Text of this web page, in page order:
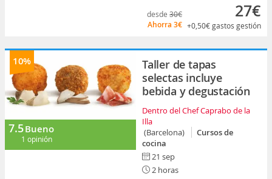
desde 30€
Ahorra 3€
27€
+0,50€gastos gestión
10%
7.5Bueno
1 opinión
Taller de tapas
selectas incluye
bebida y degustación
Dentro del Chef Caprabo de la
Illa
(Barcelona)
Cursos de
cocina
21 sep
2 horas